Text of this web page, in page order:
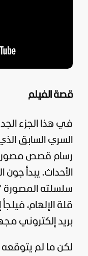
قصة الفيلم
في هذا الجزء
السري السابق
رسام قصص
الأحداث. يبدأ
سلسلته المصورة
قلة الإلهام،
بريد إلكتروني
لكن ما لم يتوقعه